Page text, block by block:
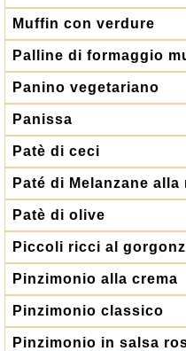
Muffin con verdure
Palline di formaggio
Panino vegetariano
Panissa
Patè di ceci
Paté di Melanzane alla
Patè di olive
Piccoli ricci al
Pinzimonio alla crema
Pinzimonio classico
Pinzimonio in salsa